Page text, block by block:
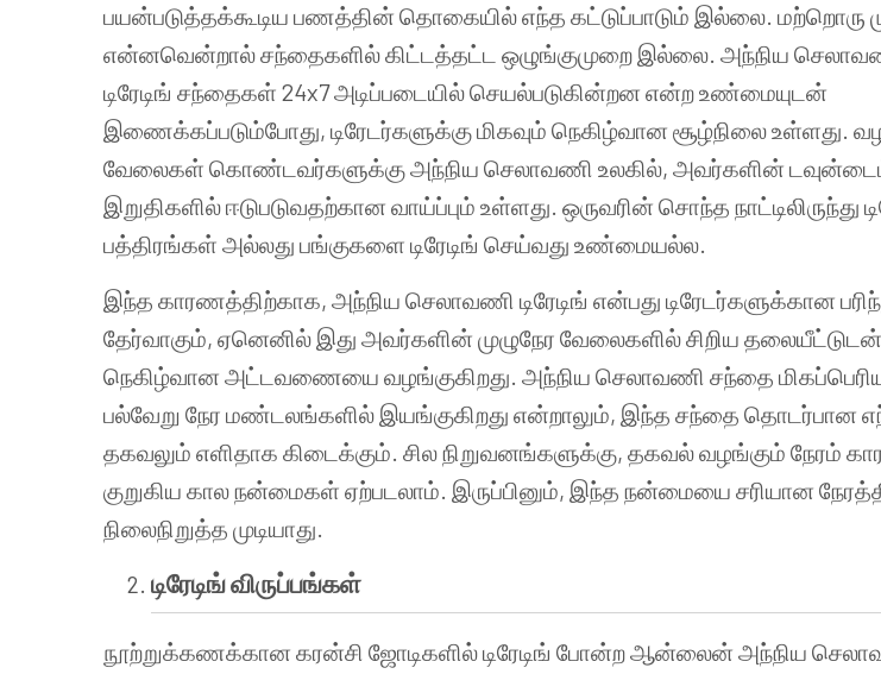
பயன்படுத்தக்கூடிய பணத்தின் தொகையில் எந்த கட்டுப்பாடும் இல்லை. மற்றொரு
என்னவென்றால் சந்தைகளில் கிட்டத்தட்ட ஒழுங்குமுறை இல்லை. அந்நிய
டிரேடிங் சந்தைகள் 24x7 அடிப்படையில் செயல்படுகின்றன என்ற உண்மையுடன்
இணைக்கப்படும்போது, டிரேடர்களுக்கு மிகவும் நெகிழ்வான சூழ்நிலை உள்ளது.
வேலைகள் கொண்டவர்களுக்கு அந்நிய செலாவணி உலகில், அவர்களின் டவுன்டைம்
இறுதிகளில் ஈடுபடுவதற்கான வாய்ப்பும் உள்ளது. ஒருவரின் சொந்த நாட்டிலிருந்து
பத்திரங்கள் அல்லது பங்குகளை டிரேடிங் செய்வது உண்மையல்ல.
இந்த காரணத்திற்காக, அந்நிய செலாவணி டிரேடிங் என்பது டிரேடர்களுக்கான
தேர்வாகும், ஏனெனில் இது அவர்களின் முழுநேர வேலைகளில் சிறிய தலையீட்டுடன்
நெகிழ்வான அட்டவணையை வழங்குகிறது. அந்நிய செலாவணி சந்தை
பல்வேறு நேர மண்டலங்களில் இயங்குகிறது என்றாலும், இந்த சந்தை தொடர்பான
தகவலும் எளிதாக கிடைக்கும். சில நிறுவனங்களுக்கு, தகவல் வழங்கும் நேரம்
குறுகிய கால நன்மைகள் ஏற்படலாம். இருப்பினும், இந்த நன்மையை சரியான
நிலைநிறுத்த முடியாது.
டிரேடிங்விருப்பங்கள்
நூற்றுக்கணக்கான கரன்சி ஜோடிகளில் டிரேடிங் போன்ற ஆன்லைன் அந்நிய